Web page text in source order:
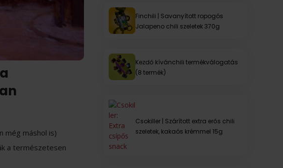
még máshol is)
a természetesen
Finchili | Savanyított ropogós
Jalapeno chili szeletek 370g
Kezdő kívánchili termékválogatás
(8 termék)
Csokiller | Szárított extra erős chili
szeletek, kakaós krémmel 15g